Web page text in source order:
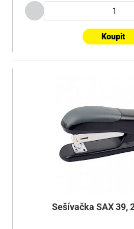
Koupit
Sešívačka SAX 39,